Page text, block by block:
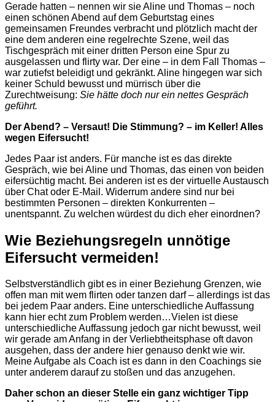
Gerade hatten – nennen wir sie Aline und Thomas – noch
einen schönen Abend auf dem Geburtstag eines
gemeinsamen Freundes verbracht und plötzlich macht der
eine dem anderen eine regelrechte Szene, weil das
Tischgespräch mit einer dritten Person eine Spur zu
ausgelassen und flirty war. Der eine – in dem Fall Thomas –
war zutiefst beleidigt und gekränkt. Aline hingegen war sich
keiner Schuld bewusst und mürrisch über die
Zurechtweisung: Sie hätte doch nur ein nettes Gespräch
geführt.
Der Abend? – Versaut! Die Stimmung? – im Keller! Alles
wegen Eifersucht!
Jedes Paar ist anders. Für manche ist es das direkte
Gespräch, wie bei Aline und Thomas, das einen von beiden
eifersüchtig macht. Bei anderen ist es der virtuelle Austausch
über Chat oder E-Mail. Widerrum andere sind nur bei
bestimmten Personen – direkten Konkurrenten –
unentspannt. Zu welchen würdest du dich eher einordnen?
Wie Beziehungsregeln unnötige
Eifersucht vermeiden!
Selbstverständlich gibt es in einer Beziehung Grenzen, wie
offen man mit wem flirten oder tanzen darf – allerdings ist das
bei jedem Paar anders. Eine unterschiedliche Auffassung
kann hier echt zum Problem werden…Vielen ist diese
unterschiedliche Auffassung jedoch gar nicht bewusst, weil
wir gerade am Anfang in der Verliebtheitsphase oft davon
ausgehen, dass der andere hier genauso denkt wie wir.
Meine Aufgabe als Coach ist es dann in den Coachings sie
unter anderem darauf zu stoßen und das anzugehen.
Daher schon an dieser Stelle ein ganz wichtiger Tipp